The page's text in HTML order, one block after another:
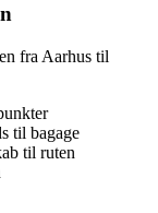
fra Aarhus til
til bagage
til ruten